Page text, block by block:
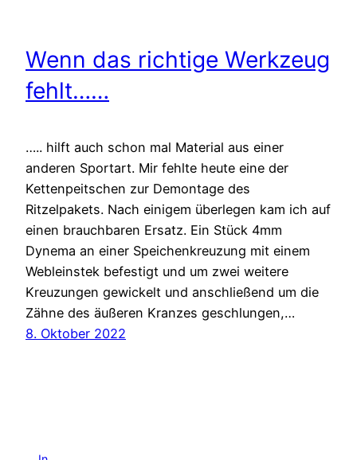
Wenn das richtige Werkzeug
fehlt……
….. hilft auch schon mal Material aus einer
anderen Sportart. Mir fehlte heute eine der
Kettenpeitschen zur Demontage des
Ritzelpakets. Nach einigem überlegen kam ich auf
einen brauchbaren Ersatz. Ein Stück 4mm
Dynema an einer Speichenkreuzung mit einem
Webleinstek befestigt und um zwei weitere
Kreuzungen gewickelt und anschließend um die
Zähne des äußeren Kranzes geschlungen,…
8. Oktober 2022